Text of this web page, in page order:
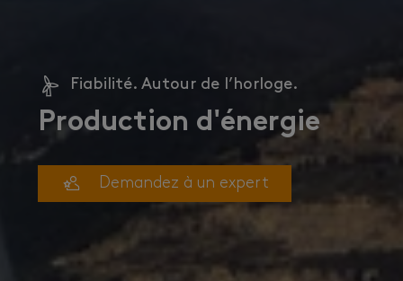
Fiabilité. Autour de l’horloge.
Production d'énergie
Demandez à un expert